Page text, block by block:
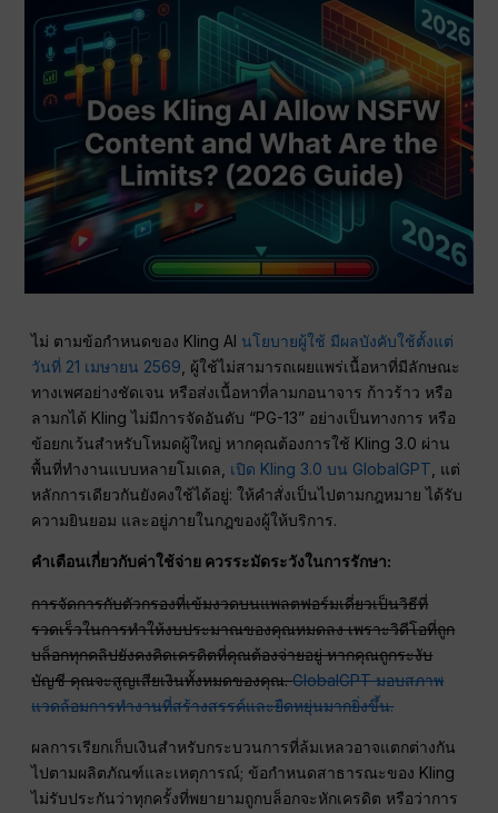
ไม่ ตามข้อกำหนดของ Kling AI นโยบายผู้ใช้ มีผลบังคับใช้ตั้งแต่
วันที่ 21 เมษายน 2569 , ผู้ใช้ไม่สามารถเผยแพร่เนื้อหาที่มีลักษณะ
ทางเพศอย่างชัดเจน หรือส่งเนื้อหาที่ลามกอนาจาร ก้าวร้าว หรือ
ลามกได้ Kling ไม่มีการจัดอันดับ “PG-13” อย่างเป็นทางการ หรือ
ข้อยกเว้นสำหรับโหมดผู้ใหญ่ หากคุณต้องการใช้ Kling 3.0 ผ่าน
พื้นที่ทำงานแบบหลายโมเดล, เปิด Kling 3.0 บน GlobalGPT , แต่
หลักการเดียวกันยังคงใช้ได้อยู่: ให้คำสั่งเป็นไปตามกฎหมาย ได้รับ
ความยินยอม และอยู่ภายในกฎของผู้ให้บริการ.
คำเตือนเกี่ยวกับค่าใช้จ่าย ควรระมัดระวังในการรักษา:
การจัดการกับตัวกรองที่เข้มงวดบนแพลตฟอร์มเดี่ยวเป็นวิธีที่
รวดเร็วในการทำให้งบประมาณของคุณหมดลง เพราะวิดีโอที่ถูก
บล็อกทุกคลิปยังคงคิดเครดิตที่คุณต้องจ่ายอยู่ หากคุณถูกระงับ
บัญชี คุณจะสูญเสียเงินทั้งหมดของคุณ.GlobalGPT มอบสภาพ
แวดล้อมการทำงานที่สร้างสรรค์และยืดหยุ่นมากยิ่งขึ้น.
ผลการเรียกเก็บเงินสำหรับกระบวนการที่ล้มเหลวอาจแตกต่างกัน
ไปตามผลิตภัณฑ์และเหตุการณ์; ข้อกำหนดสาธารณะของ Kling
ไม่รับประกันว่าทุกครั้งที่พยายามถูกบล็อกจะหักเครดิต หรือว่าการ